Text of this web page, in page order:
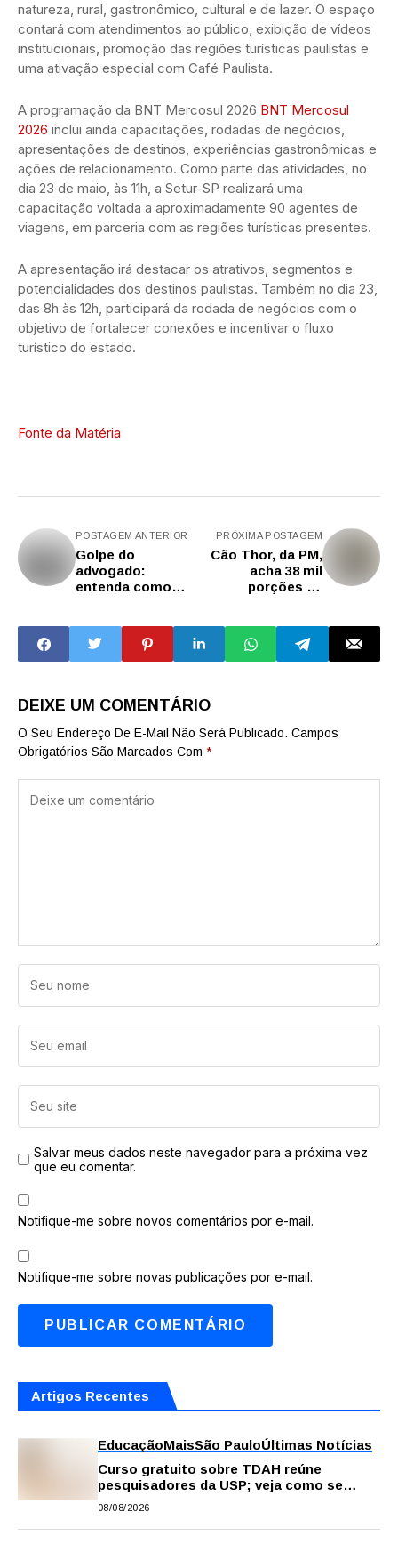
natureza, rural, gastronômico, cultural e de lazer. O espaço
contará com atendimentos ao público, exibição de vídeos
institucionais, promoção das regiões turísticas paulistas e
uma ativação especial com Café Paulista.
A programação da BNT Mercosul 2026 BNT Mercosul
2026 inclui ainda capacitações, rodadas de negócios,
apresentações de destinos, experiências gastronômicas e
ações de relacionamento. Como parte das atividades, no
dia 23 de maio, às 11h, a Setur-SP realizará uma
capacitação voltada a aproximadamente 90 agentes de
viagens, em parceria com as regiões turísticas presentes.
A apresentação irá destacar os atrativos, segmentos e
potencialidades dos destinos paulistas. Também no dia 23,
das 8h às 12h, participará da rodada de negócios com o
objetivo de fortalecer conexões e incentivar o fluxo
turístico do estado.
Fonte da Matéria
POSTAGEM ANTERIOR
Golpe do
advogado:
entenda como
Paulo
PRÓXIMA POSTAGEM
Cão Thor, da PM,
acha 38 mil
porções de
Carapicuíba
DEIXE UM COMENTÁRIO
O Seu Endereço De E-Mail Não Será Publicado. Campos
Obrigatórios São Marcados Com *
Salvar meus dados neste navegador para a próxima vez
que eu comentar.
Notifique-me sobre novos comentários por e-mail.
Notifique-me sobre novas publicações por e-mail.
Artigos Recentes
EducaçãoMaisSão PauloÚltimas Notícias
Curso gratuito sobre TDAH reúne
pesquisadores da USP; veja como se
inscrever
08/08/2026